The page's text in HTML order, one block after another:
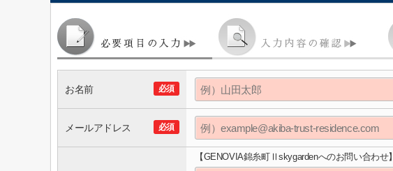
必須
お名前
必須
メールアドレス
【GENOVIA錦糸町Ⅱskygardenへのお問い合わせ】